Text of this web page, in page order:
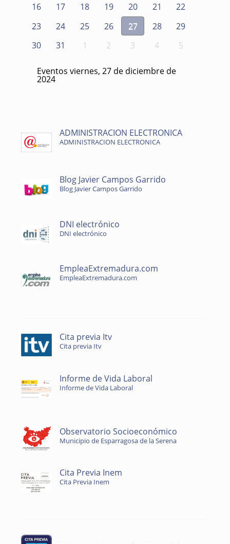
16
17 18 19 20 21
22
23
24 25 26 27 28
29
30
31 1 2 3 4 5
Eventos viernes, 27 de diciembre de
2024
ADMINISTRACION ELECTRONICA
ADMINISTRACION ELECTRONICA
Blog Javier Campos Garrido
Blog Javier Campos Garrido
DNI electrónico
DNI electrónico
EmpleaExtremadura.com
EmpleaExtremadura.com
Cita previa Itv
Cita previa Itv
Informe de Vida Laboral
Informe de Vida Laboral
Observatorio Socioeconómico
Municipio de Esparragosa de la Serena
Cita Previa Inem
Cita Previa Inem